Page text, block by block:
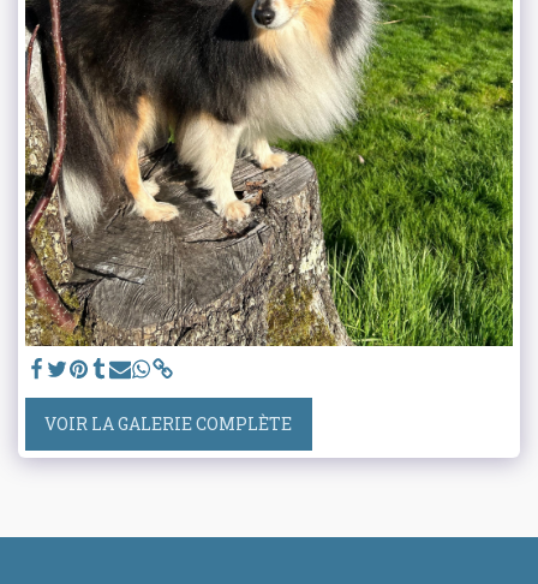
VOIR LA GALERIE COMPLÈTE